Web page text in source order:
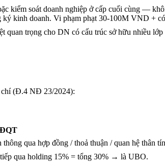
kiểm soát doanh nghiệp ở cấp cuối cùng —
ký kinh doanh. Vi phạm phạt 30-100M VND +
trọng cho DN có cấu trúc sở hữu nhiều lớp
chí (Đ.4 NĐ 23/2024):
qua hợp đồng / thoả thuận / quan hệ thân
qua holding 15% = tổng 30% → là UBO.